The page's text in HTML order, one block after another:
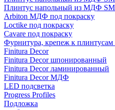
Плинтус напольный из МДФ
Arbiton МДФ под покраску
Loctike под покраску
Cavare под покраску
Фурнитура, крепеж к плинтусам
Finitura Decor
Finitura Decor шпонированный
Finitura Decor ламинированный
Finitura Decor МДФ
LED подсветка
Progress Profiles
Подложка